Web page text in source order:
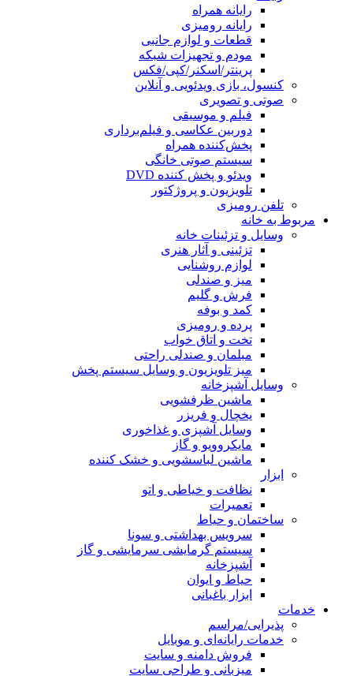
رایانه همراه
رایانه رومیزی
قطعات و لوازم جانبی
مودم و تجهیزات شبکه
پرینتر/اسکنر/کپی/فکس
کنسول، بازی‌ ویدئویی و آنلاین
صوتی و تصویری
فیلم و موسیقی
دوربین عکاسی و فیلم‌برداری
پخش‌کننده همراه
سیستم صوتی خانگی
ویدئو و پخش کننده DVD
تلویزیون و پروژکتور
تلفن رومیزی
مربوط به خانه
وسایل و تزئینات خانه
تزئینی و آثار هنری
لوازم روشنایی
میز و صندلی
فرش و گلیم
کمد و بوفه
پرده و رومیزی
تخت و اتاق خواب
مبلمان و صندلی راحتی
میز تلویزیون و وسایل سیستم پخش
وسایل آشپزخانه
ماشین ظرفشویی
یخچال و فریزر
وسایل آشپزی و غذاخوری
مایکروویو و گاز
ماشین لباسشویی و خشک کننده
ابزار
نظافت و خیاطی و اتو
تعمیرات
ساختمان و حیاط
سرویس بهداشتی و سونا
سیستم گرمایشی سرمایشی و گاز
آشپزخانه
حیاط و ایوان
ابزار باغبانی
خدمات
پذیرایی/مراسم
خدمات رایانه‌ای و موبایل
فروش دامنه و سایت
میزبانی و طراحی سایت